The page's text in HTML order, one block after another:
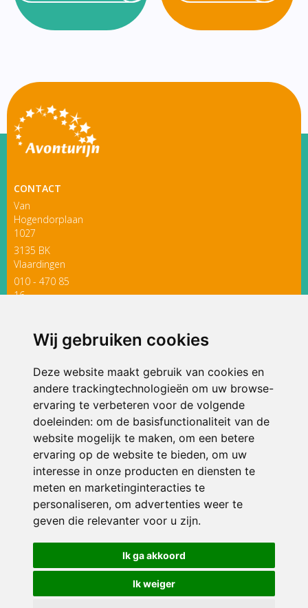
Wij gebruiken cookies
Deze website maakt gebruik van cookies en
andere trackingtechnologieën om uw browse-
ervaring te verbeteren voor de volgende
doeleinden: om de basisfunctionaliteit van de
website mogelijk te maken, om een betere
ervaring op de website te bieden, om uw
interesse in onze producten en diensten te
meten en marketinginteracties te
personaliseren, om advertenties weer te
geven die relevanter voor u zijn.
Ik ga akkoord
Ik weiger
CONTACT
Van
Hogendorplaan
1027
3135 BK
Vlaardingen
010 - 470 85
16
ONDERDEEL VAN
© 2026 Avonturijn | Alle rechten voorbehouden
Privacy policy|Disclaimer| Klachtenregeling|RSIN en Anbi
voorkeuren
Crealisatie The MindOffice